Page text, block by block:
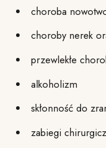
choroba
choroby nerek
przewlekłe
alkoholizm
skłonność do
zabiegi